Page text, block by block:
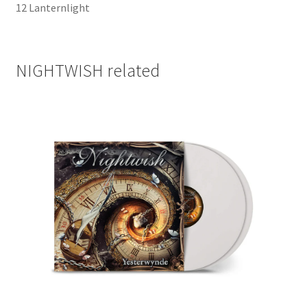
12 Lanternlight
NIGHTWISH related